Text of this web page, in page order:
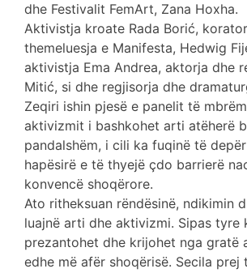
dhe Festivalit FemArt, Zana Hoxha.
Aktivistja kroate Rada Borić,
themeluesja e Manifesta, Hedwig
aktivistja Ema Andrea, aktorja dhe
Mitić, si dhe regjisorja dhe
Zeqiri ishin pjesë e panelit të
aktivizmit i bashkohet arti atëherë
pandalshëm, i cili ka fuqinë të
hapësirë e të thyejë çdo barrierë
konvencë shoqërore.
Ato ritheksuan rëndësinë, ndikimin
luajnë arti dhe aktivizmi. Sipas tyre
prezantohet dhe krijohet nga gratë
edhe më afër shoqërisë. Secila prej